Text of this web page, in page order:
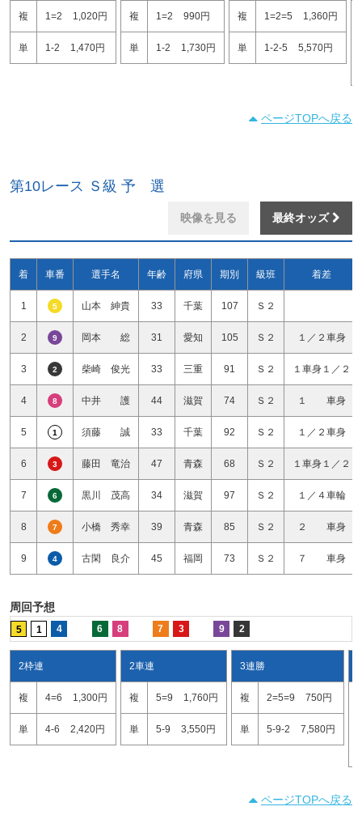
複 1=2 1,020円
単 1-2 1,470円
複 1=2 990円
単 1-2 1,730円
複 1=2=5 1,360円
単 1-2-5 5,570円
ページTOPへ戻る
第10レース Ｓ級 予 選
映像を見る 最終オッズ
着 車番 選手名 年齢 府県 期別 級班 着差
1 5 山本 紳貴 33 千葉 107 Ｓ２
2 9 岡本 総 31 愛知 105 Ｓ２ １／２車身
3 2 柴崎 俊光 33 三重 91 Ｓ２ １車身１／２
4 8 中井 護 44 滋賀 74 Ｓ２ １ 車身
5 1 須藤 誠 33 千葉 92 Ｓ２ １／２車身
6 3 藤田 竜治 47 青森 68 Ｓ２ １車身１／２
7 6 黒川 茂高 34 滋賀 97 Ｓ２ １／４車輪
8 7 小橋 秀幸 39 青森 85 Ｓ２ ２ 車身
9 4 古閑 良介 45 福岡 73 Ｓ２ ７ 車身
周回予想
5 1 4 6 8 7 3 9 2
2枠連
複 4=6 1,300円
単 4-6 2,420円
2車連
複 5=9 1,760円
単 5-9 3,550円
3連勝
複 2=5=9 750円
単 5-9-2 7,580円
ページTOPへ戻る